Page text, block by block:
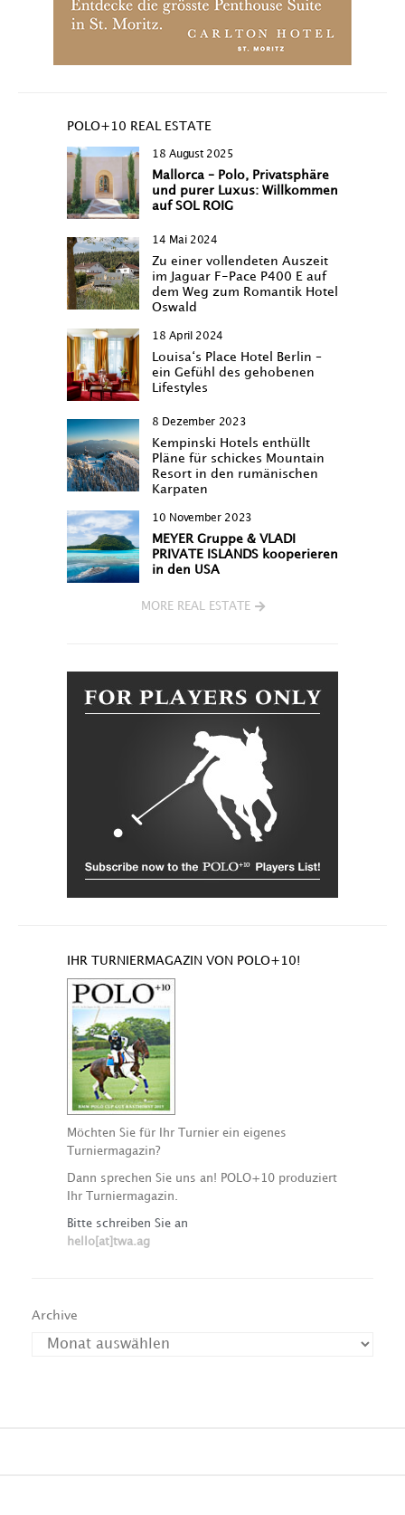
POLO+10 REAL ESTATE
18 August 2025
Mallorca – Polo, Privatsphäre
und purer Luxus: Willkommen
auf SOL ROIG
14 Mai 2024
Zu einer vollendeten Auszeit
im Jaguar F-Pace P400 E auf
dem Weg zum Romantik Hotel
Oswald
18 April 2024
Louisa‘s Place Hotel Berlin –
ein Gefühl des gehobenen
Lifestyles
8 Dezember 2023
Kempinski Hotels enthüllt
Pläne für schickes Mountain
Resort in den rumänischen
Karpaten
10 November 2023
MEYER Gruppe & VLADI
PRIVATE ISLANDS kooperieren
in den USA
MORE REAL ESTATE
IHR TURNIERMAGAZIN VON POLO+10!
Möchten Sie für Ihr Turnier ein eigenes
Turniermagazin?
Dann sprechen Sie uns an! POLO+10 produziert
Ihr Turniermagazin.
Bitte schreiben Sie an
hello[at]twa.ag
Archive